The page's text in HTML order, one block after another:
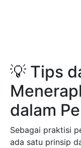
💡 Tips
dalam
Sebagai praktisi
ada satu prinsip